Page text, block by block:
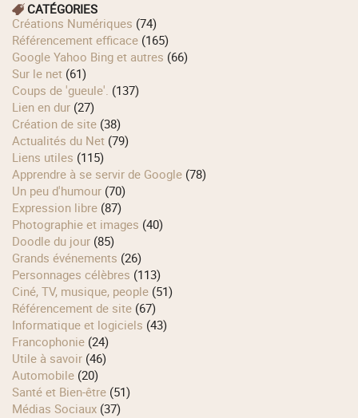
CATÉGORIES
Créations Numériques (74)
Référencement efficace (165)
Google Yahoo Bing et autres (66)
Sur le net (61)
Coups de 'gueule'. (137)
Lien en dur (27)
Création de site (38)
Actualités du Net (79)
Liens utiles (115)
Apprendre à se servir de Google (78)
Un peu d'humour (70)
Expression libre (87)
Photographie et images (40)
Doodle du jour (85)
Grands événements (26)
Personnages célèbres (113)
Ciné, TV, musique, people (51)
Référencement de site (67)
Informatique et logiciels (43)
Francophonie (24)
Utile à savoir (46)
Automobile (20)
Santé et Bien-être (51)
Médias Sociaux (37)